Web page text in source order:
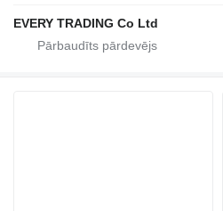
EVERY TRADING Co Ltd